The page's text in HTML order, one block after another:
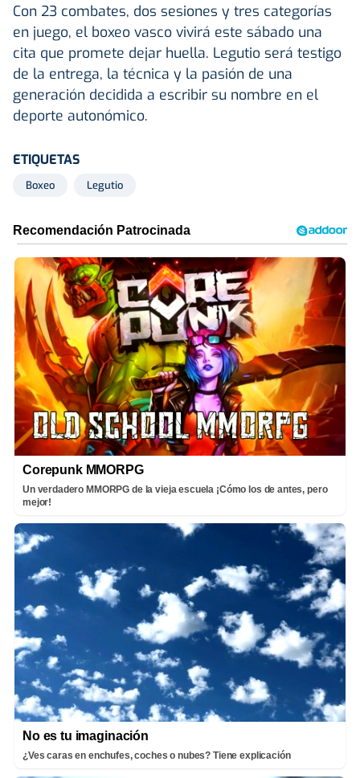
Con 23 combates, dos sesiones y tres categorías
en juego, el boxeo vasco vivirá este sábado una
cita que promete dejar huella. Legutio será testigo
de la entrega, la técnica y la pasión de una
generación decidida a escribir su nombre en el
deporte autonómico.
ETIQUETAS
Boxeo Legutio
Corepunk MMORPG
Un verdadero MMORPG de la vieja escuela ¡Cómo los de antes, pero
mejor!
No es tu imaginación
¿Ves caras en enchufes, coches o nubes? Tiene explicación